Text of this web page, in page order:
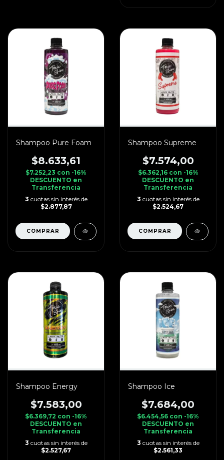
Shampoo Pure Foam
$8.633,61
$7.252,23 con -16%
DESCUENTO en
Transferencia
3 cuotas sin interés de
$2.877,87
Shampoo Supreme
$7.574,00
$6.362,16 con -16%
DESCUENTO en
Transferencia
3 cuotas sin interés de
$2.524,67
Shampoo Energy
$7.583,00
$6.369,72 con -16%
DESCUENTO en
Transferencia
3 cuotas sin interés de
$2.527,67
Shampoo Ice
$7.684,00
$6.454,56 con -16%
DESCUENTO en
Transferencia
3 cuotas sin interés de
$2.561,33